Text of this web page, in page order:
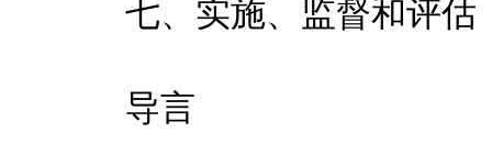
七、实施、监督和评估
导言